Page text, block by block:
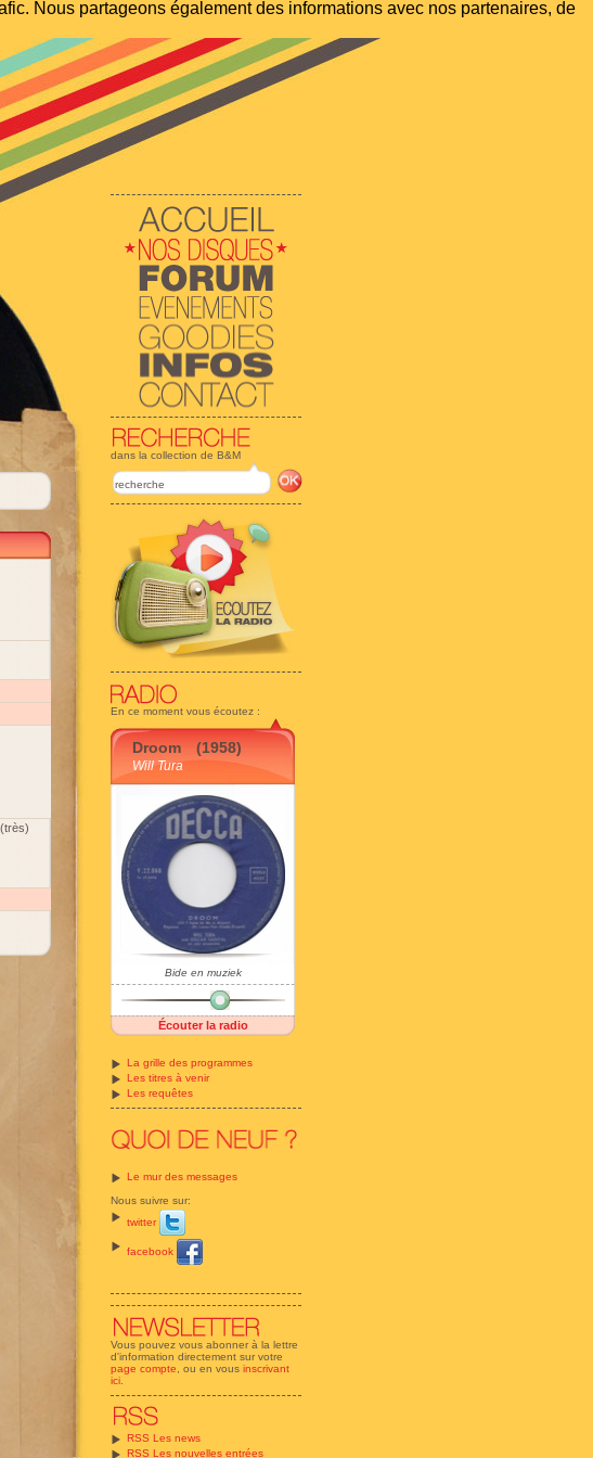
Nous partageons également des informations avec nos partenaires, de
dans la collection de B&M
En ce moment vous écoutez :
Droom (1958)
Will Tura
Bide en muziek
Écouter la radio
La grille des programmes
Les titres à venir
Les requêtes
Le mur des messages
Nous suivre sur:
twitter
facebook
Vous pouvez vous abonner à la lettre
d'information directement sur votre
page compte , ou en vous inscrivant
ici
RSS Les news
RSS Les nouvelles entrées